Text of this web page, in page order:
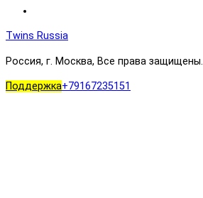
Twins Russia
Россия, г. Москва, Все права защищены.
Поддержка+79167235151